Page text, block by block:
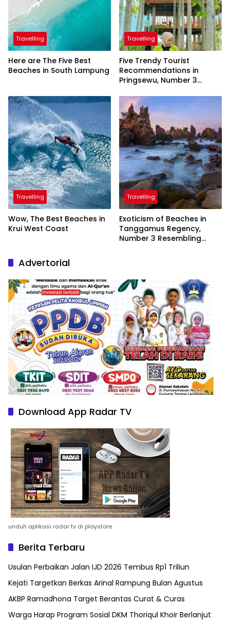
Travelling
Here are The Five Best
Beaches in South Lampung
Travelling
Five Trendy Tourist
Recommendations in
Pringsewu, Number 3
President
Travelling
Wow, The Best Beaches in
Krui West Coast
Travelling
Exoticism of Beaches in
Tanggamus Regency,
Number 3 Resembling
Advertorial
Download App Radar TV
unduh aplikasi radar tv di playstore
Berita Terbaru
Usulan Perbaikan Jalan IJD 2026 Tembus Rp1 Triliun
Kejati Targetkan Berkas Arinal Rampung Bulan Agustus
AKBP Ramadhona Target Berantas Curat & Curas
Warga Harap Program Sosial DKM Thoriqul Khoir Berlanjut